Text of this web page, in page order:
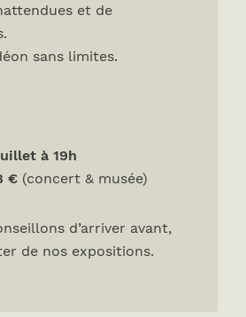
et de
sans limites.
à 19h
€(concert & musée)
d’arriver avant,
de nos expositions.